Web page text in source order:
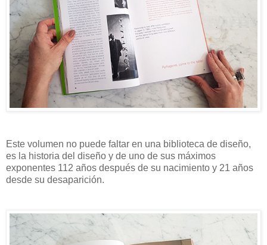
Este volumen no puede faltar en una biblioteca de diseño,
es la historia del diseño y de uno de sus máximos
exponentes 112 años después de su nacimiento y 21 años
desde su desaparición.